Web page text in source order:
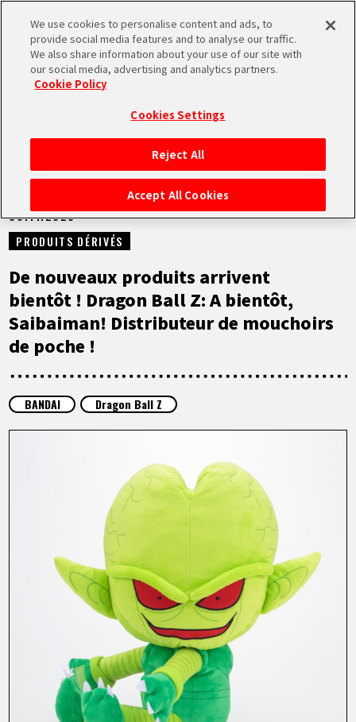
MEN
ACCUEIL
NEWS
À NE PAS MANQUER
VIDÉOS
À PROPOS
DE ES
NEWS
06.11.2023
PRODUITS DÉRIVÉS
De nouveaux produits arrivent
bientôt ! Dragon Ball Z: A bientôt,
Saibaiman! Distributeur de mouchoirs
de poche !
BANDAI Dragon Ball Z
We use cookies to personalise content and ads, to
provide social media features and to analyse our traffic.
We also share information about your use of our site with
our social media, advertising and analytics partners.
Cookie Policy
Cookies Settings
Reject All
Accept All Cookies